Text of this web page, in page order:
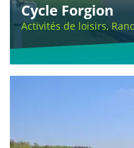
Cycle Forgion
Activités de loisirs,